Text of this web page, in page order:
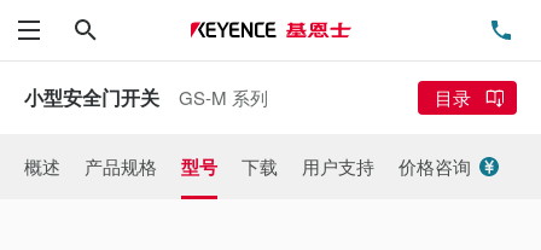
菜单
小型安全门开关 GS-M 系列 目录
概述 产品规格 型号 下载 用户支持 价格咨询